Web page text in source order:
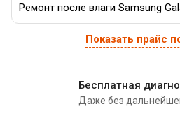
Ремонт после влаги Samsung
Показать прайс
Бесплатная
Даже без